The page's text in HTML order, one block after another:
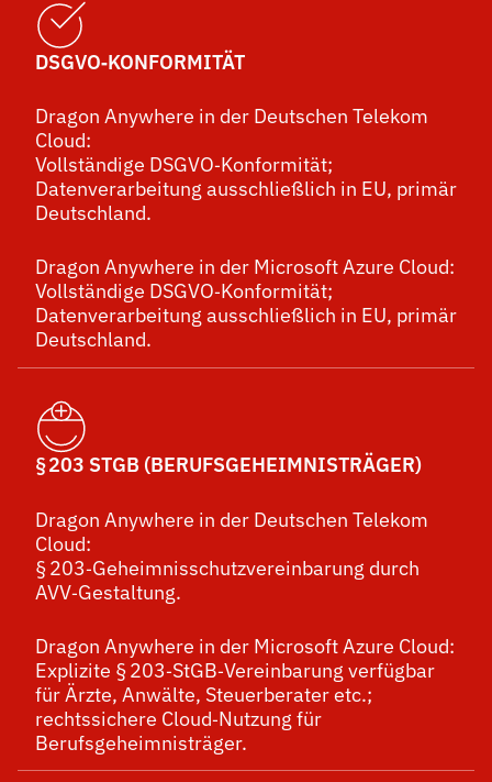
DSGVO‑KONFORMITÄT
Dragon Anywhere in der Deutschen Telekom
Cloud:
Vollständige DSGVO‑Konformität;
Datenverarbeitung ausschließlich in EU, primär
Deutschland.
Dragon Anywhere in der Microsoft Azure Cloud:
Vollständige DSGVO‑Konformität;
Datenverarbeitung ausschließlich in EU, primär
Deutschland.
§ 203 STGB (BERUFSGEHEIMNISTRÄGER)
Dragon Anywhere in der Deutschen Telekom
Cloud:
§ 203‑Geheimnisschutzvereinbarung durch
AVV‑Gestaltung.
Dragon Anywhere in der Microsoft Azure Cloud:
Explizite § 203‑StGB‑Vereinbarung verfügbar
für Ärzte, Anwälte, Steuerberater etc.;
rechtssichere Cloud‑Nutzung für
Berufsgeheimnisträger.